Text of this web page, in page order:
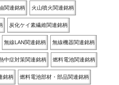
関連銘柄 火山噴火関連銘柄
炭化ケイ素繊維関連銘柄
無線LAN関連銘柄 無線機器関連銘柄
中症対策関連銘柄 燃料電池関連銘柄
銘柄 燃料電池部材・部品関連銘柄